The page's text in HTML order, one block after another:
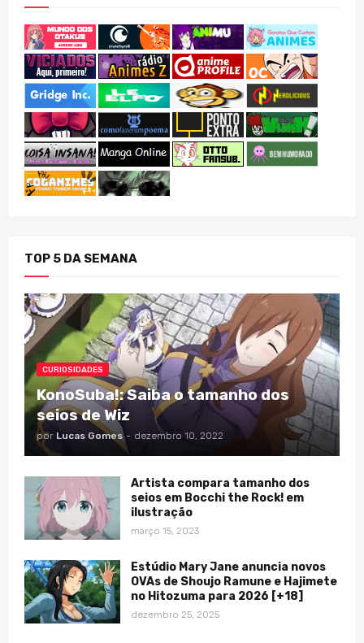
TOP 5 DA SEMANA
CURIOSIDADES
KonoSuba!: Saiba o tamanho dos
seios de Wiz
por Lucas Gomes - dezembro 10, 2022
Artista compara tamanho dos
seios em Bocchi the Rock! em
ilustração
março 15, 2023
Estúdio Mary Jane anuncia novos
OVAs de Shoujo Ramune e Hajimete
no Hitozuma para 2026 [+18]
dezembro 25, 2025